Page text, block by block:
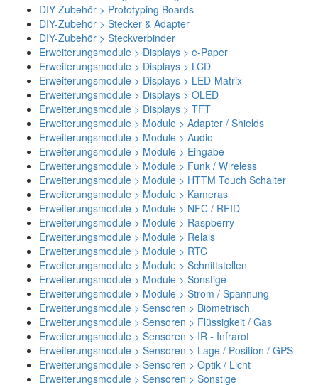
DIY-Zubehör > Prototyping Boards
DIY-Zubehör > Stecker & Adapter
DIY-Zubehör > Steckverbinder
Erweiterungsmodule > Displays > e-Paper
Erweiterungsmodule > Displays > LCD
Erweiterungsmodule > Displays > LED-Matrix
Erweiterungsmodule > Displays > OLED
Erweiterungsmodule > Displays > TFT
Erweiterungsmodule > Module > Adapter / Shields
Erweiterungsmodule > Module > Audio
Erweiterungsmodule > Module > Eingabe
Erweiterungsmodule > Module > Funk / Wireless
Erweiterungsmodule > Module > HTTM Touch Schalter
Erweiterungsmodule > Module > Kameras
Erweiterungsmodule > Module > NFC / RFID
Erweiterungsmodule > Module > Raspberry
Erweiterungsmodule > Module > Relais
Erweiterungsmodule > Module > RTC
Erweiterungsmodule > Module > Schnittstellen
Erweiterungsmodule > Module > Sonstige
Erweiterungsmodule > Module > Strom / Spannung
Erweiterungsmodule > Sensoren > Biometrisch
Erweiterungsmodule > Sensoren > Flüssigkeit / Gas
Erweiterungsmodule > Sensoren > IR - Infrarot
Erweiterungsmodule > Sensoren > Lage / Position / GPS
Erweiterungsmodule > Sensoren > Optik / Licht
Erweiterungsmodule > Sensoren > Sonstige